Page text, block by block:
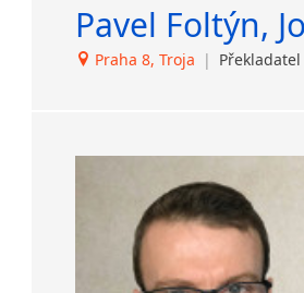
Pavel Foltýn,
Praha 8, Troja | Překladatel